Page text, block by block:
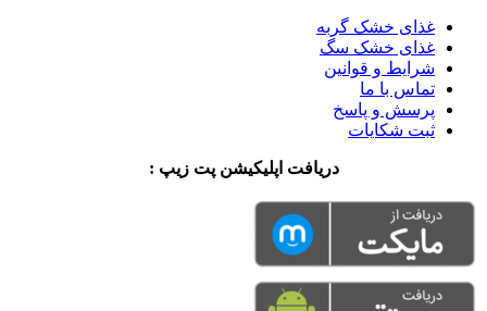
غذای خشک گربه
غذای خشک سگ
شرایط و قوانین
تماس با ما
پرسش و پاسخ
ثبت شکایات
دریافت اپلیکیشن پت زیپ :